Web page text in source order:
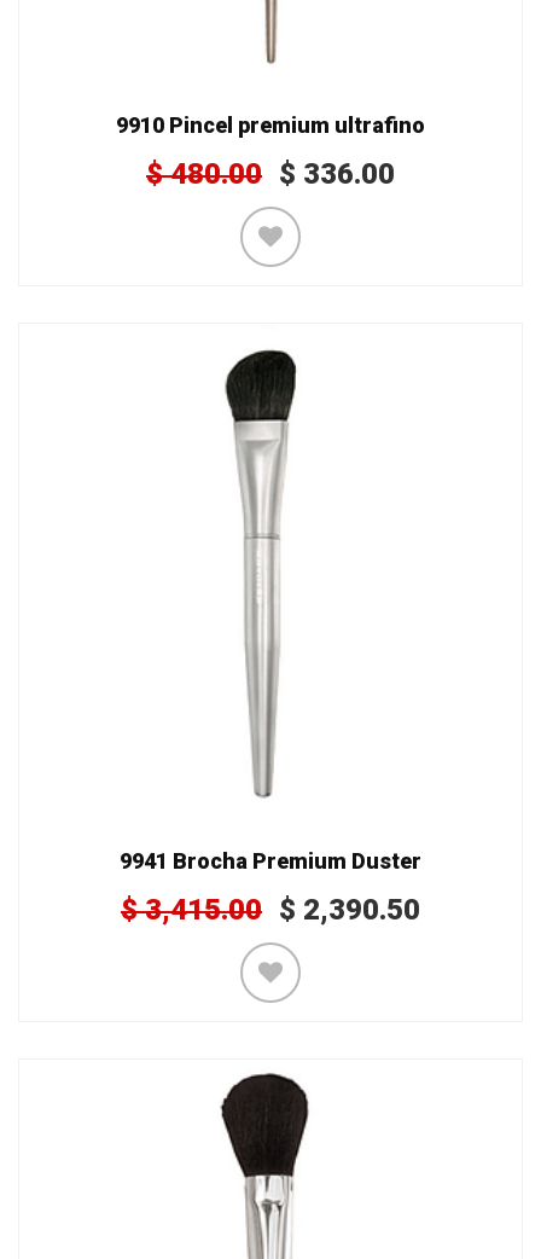
9910 Pincel premium ultrafino
$480.00 $ 336.00
9941 Brocha Premium Duster
$3,415.00 $ 2,390.50